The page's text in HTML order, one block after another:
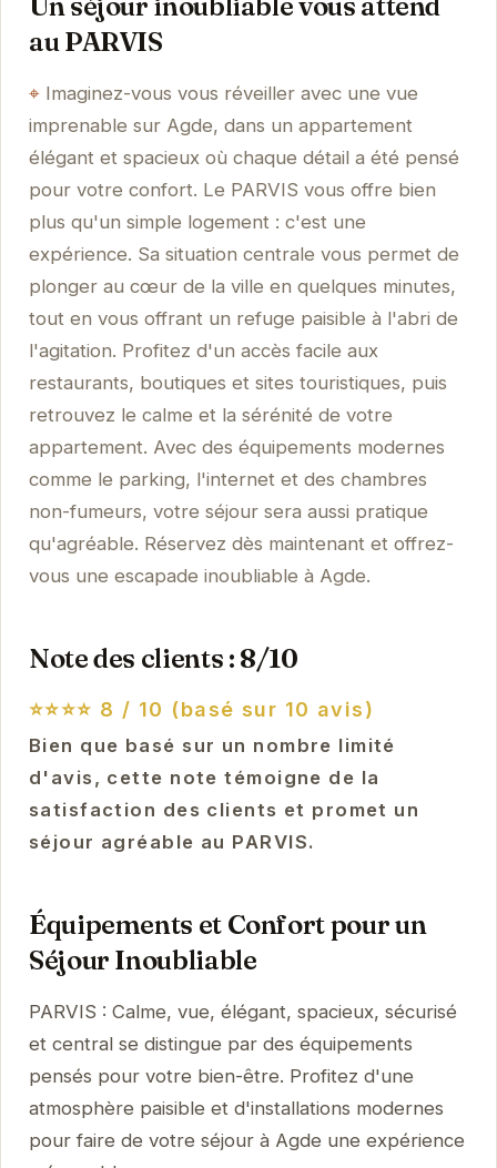
Un séjour inoubliable vous attend
au PARVIS
Imaginez-vous vous réveiller avec une vue
imprenable sur Agde, dans un appartement
élégant et spacieux où chaque détail a été pensé
pour votre confort. Le PARVIS vous offre bien
plus qu'un simple logement : c'est une
expérience. Sa situation centrale vous permet de
plonger au cœur de la ville en quelques minutes,
tout en vous offrant un refuge paisible à l'abri de
l'agitation. Profitez d'un accès facile aux
restaurants, boutiques et sites touristiques, puis
retrouvez le calme et la sérénité de votre
appartement. Avec des équipements modernes
comme le parking, l'internet et des chambres
non-fumeurs, votre séjour sera aussi pratique
qu'agréable. Réservez dès maintenant et offrez-
vous une escapade inoubliable à Agde.
Note des clients : 8/10
⭐⭐⭐⭐ 8 / 10 (basé sur 10 avis)
Bien que basé sur un nombre limité
d'avis, cette note témoigne de la
satisfaction des clients et promet un
séjour agréable au PARVIS.
Équipements et Confort pour un
Séjour Inoubliable
PARVIS : Calme, vue, élégant, spacieux, sécurisé
et central se distingue par des équipements
pensés pour votre bien-être. Profitez d'une
atmosphère paisible et d'installations modernes
pour faire de votre séjour à Agde une expérience